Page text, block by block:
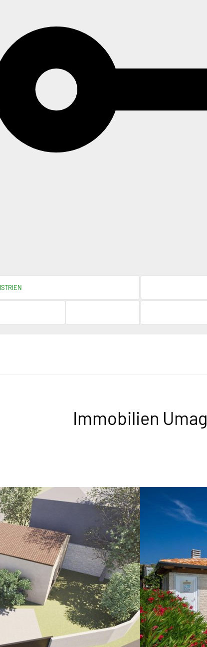
Immobilien Umag